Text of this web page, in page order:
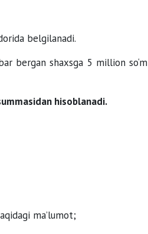
belgilanadi.
bergan shaxsga 5 million so‘m
hisoblanadi.
ma’lumot;